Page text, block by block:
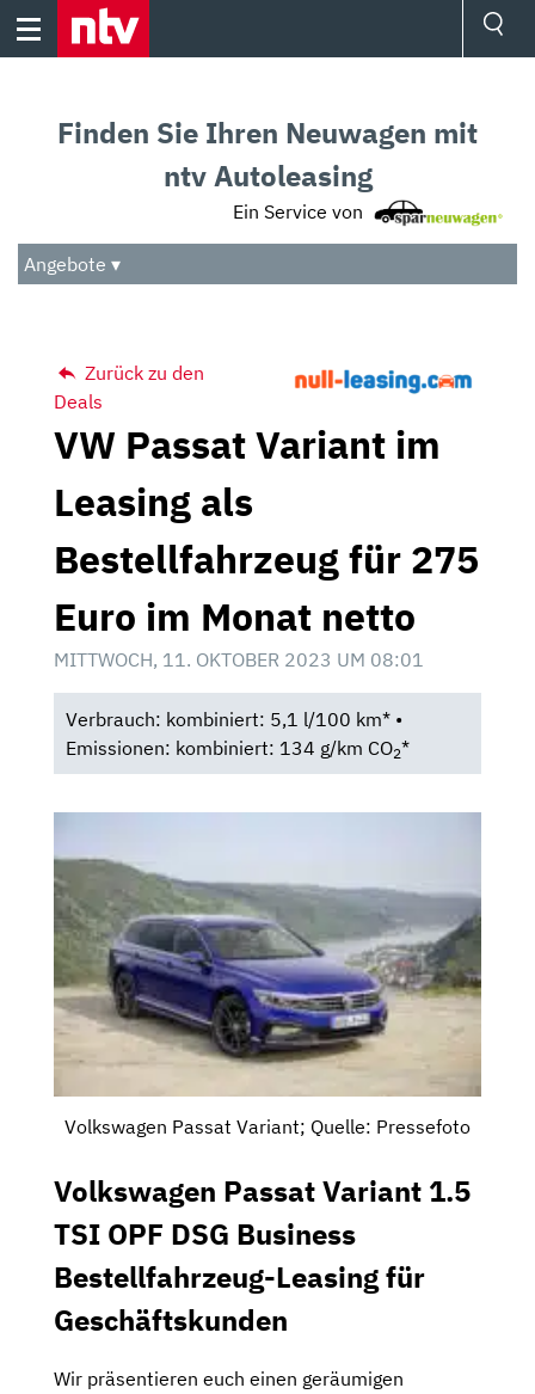
Skip
Audio
Das Beste
Finden Sie Ihren Neuwagen mit
ntv Autoleasing
Ein Service von
Angebote ▾
Zurück zu den
Deals
VW Passat Variant im
Leasing als
Bestellfahrzeug für 275
Euro im Monat netto
MITTWOCH, 11. OKTOBER 2023 UM 08:01
Verbrauch: kombiniert: 5,1 l/100 km* •
Emissionen: kombiniert: 134 g/km CO2*
Volkswagen Passat Variant; Quelle: Pressefoto
Volkswagen Passat Variant 1.5
TSI OPF DSG Business
Bestellfahrzeug-Leasing für
Geschäftskunden
Wir präsentieren euch einen geräumigen